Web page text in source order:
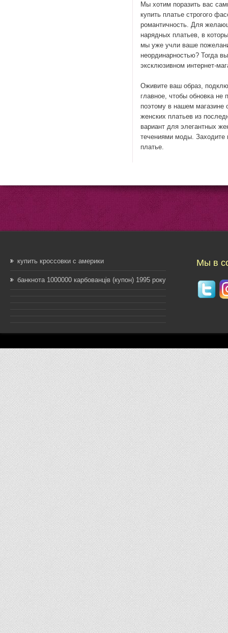
Мы хотим поразить вас
купить платье строгого
романтичность. Для
нарядных платьев, в
мы уже учли ваше
неординарностью? Тогда
эксклюзивном интернет-
Оживите ваш образ,
главное, чтобы обновка
поэтому в нашем
женских платьев из
вариант для элегантных
течениями моды. Заходите
платье.
купить кроссовки с америки
банкнота 1000000 карбованців (купон) 1995 року
Мы в